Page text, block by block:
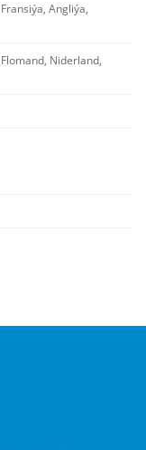
Angliýa,
Niderland,